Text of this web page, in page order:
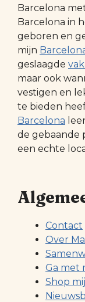
Barcelona
Barcelona in
geboren en
mijn
geslaagde
maar ook
vestigen en
te bieden
Barcelona
de gebaande
een echte
Contact
Over
Ga met
Shop